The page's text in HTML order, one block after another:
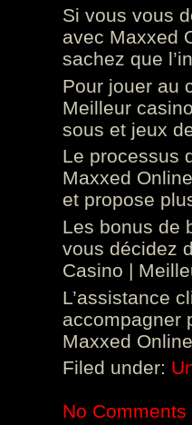
Si vous vous
avec Maxxed
sachez que
Pour jouer au
Meilleur
sous et jeux
Le processus
Maxxed
et propose
Les bonus de
vous décidez
Casino |
L’assistance
accompagner
Maxxed
Filed under:
No Comments